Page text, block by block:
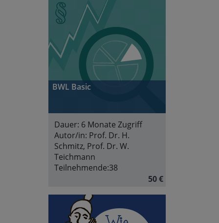
BWL Basic
Dauer: 6 Monate Zugriff
Autor/in: Prof. Dr. H.
Schmitz, Prof. Dr. W.
Teichmann
Teilnehmende:38
50 €